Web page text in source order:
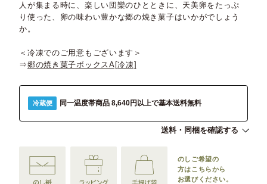
人が集まる時に、楽しい団欒のひとときに、天美卵をたっぷ
り使った、卵の味わい豊かな郷の焼き菓子はいかがでしょう
か。
＜冷凍でのご用意もございます＞
⇒郷の焼き菓子ボックスA[冷凍]
冷蔵便 同一温度帯商品 8,640円以上で基本送料無料
送料・同梱を確認する
のしご希望の
方はこちらから
お選びください。